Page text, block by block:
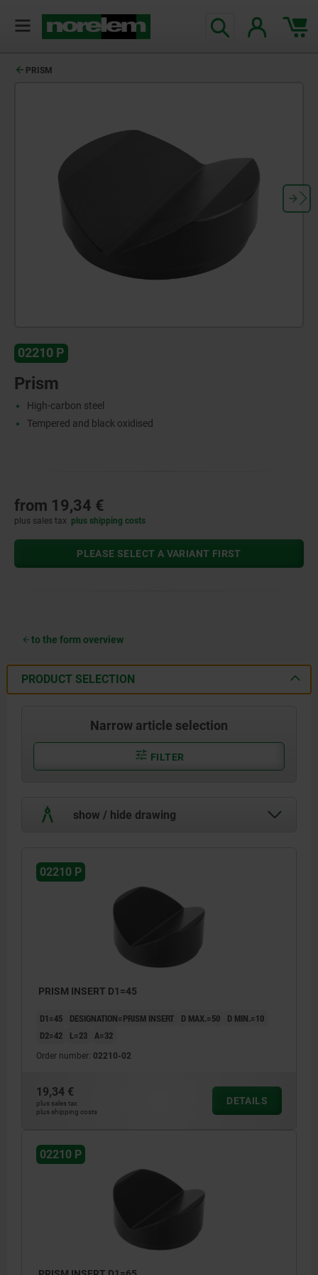
PRISM
02210 P
Prism
High-carbon steel
Tempered and black oxidised
from 19,34 €
plus sales tax plus shipping costs
PLEASE SELECT A VARIANT FIRST
to the form overview
PRODUCT SELECTION
Narrow article selection
FILTER
show / hide drawing
02210 P
PRISM INSERT D1=45
D1=45 DESIGNATION=PRISM INSERT D MAX.=50
D MIN.=10
D2=42
L=23 A=32
Order number: 02210-02
19,34 €
plus sales tax
plus shipping costs
DETAILS
02210 P